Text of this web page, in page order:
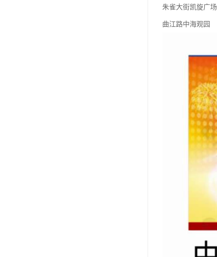
朱雀大街凯旋广场
曲江路中海观园